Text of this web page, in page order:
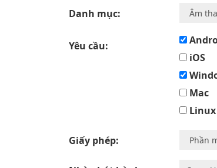
Danh mục:
Yêu cầu:
iOS
Mac
Linux
Giấy phép: